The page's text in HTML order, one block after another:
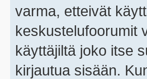
varma, etteivät
keskustelufoorumit
käyttäjiltä joko itse
kirjautua sisään.